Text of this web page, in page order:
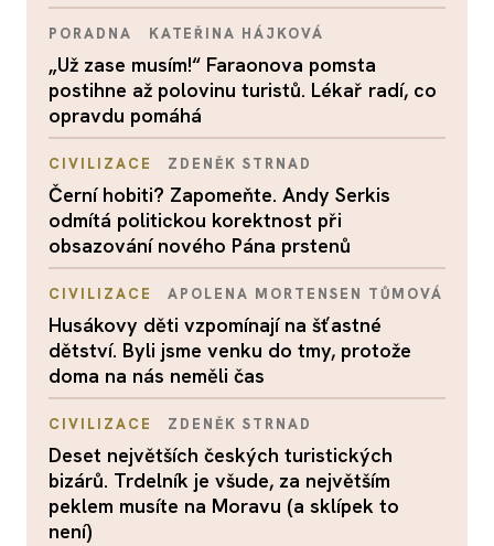
PORADNA KATEŘINA HÁJKOVÁ
„Už zase musím!“ Faraonova pomsta
postihne až polovinu turistů. Lékař radí, co
opravdu pomáhá
CIVILIZACE ZDENĚK STRNAD
Černí hobiti? Zapomeňte. Andy Serkis
odmítá politickou korektnost při
obsazování nového Pána prstenů
CIVILIZACE APOLENA MORTENSEN TŮMOVÁ
Husákovy děti vzpomínají na šťastné
dětství. Byli jsme venku do tmy, protože
doma na nás neměli čas
CIVILIZACE ZDENĚK STRNAD
Deset největších českých turistických
bizárů. Trdelník je všude, za největším
peklem musíte na Moravu (a sklípek to
není)